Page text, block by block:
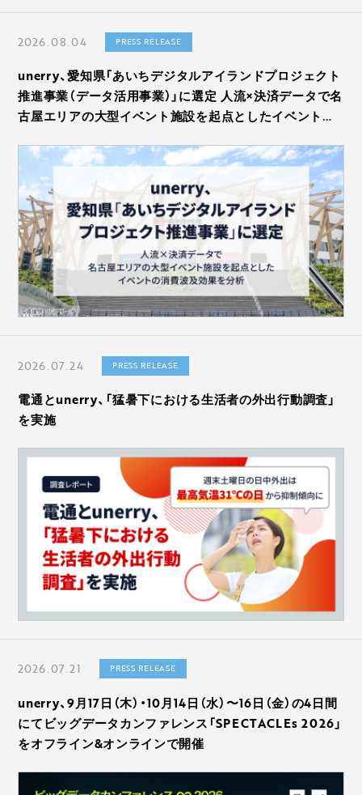
2026.08.04 PRESS RELEASE
unerry、愛知県「あいちデジタルアイランドプロジェクト
推進事業（データ活用事業）」に選定 人流×決済データで名
古屋エリアの大型イベント施設を起点としたイベントの
2026.07.24 PRESS RELEASE
電通とunerry、「猛暑下における生活者の外出行動調査」
を実施
2026.07.21 PRESS RELEASE
unerry、9月17日（木）・10月14日（水）〜16日（金）の4日間
にてビッグデータカンファレンス「SPECTACLEs 2026」
をオフライン&オンラインで開催